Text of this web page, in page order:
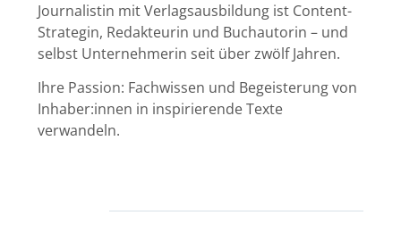
Journalistin mit Verlagsausbildung ist Content-
Strategin, Redakteurin und Buchautorin – und
selbst Unternehmerin seit über zwölf Jahren.
Ihre Passion: Fachwissen und Begeisterung von
Inhaber:innen in inspirierende Texte
verwandeln.